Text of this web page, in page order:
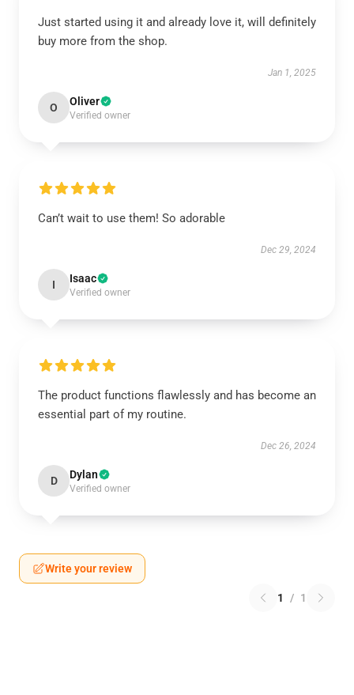
Just started using it and already love it, will definitely
buy more from the shop.
Jan 1, 2025
O Oliver
Verified owner
Can’t wait to use them! So adorable
Dec 29, 2024
I Isaac
Verified owner
The product functions flawlessly and has become an
essential part of my routine.
Dec 26, 2024
D Dylan
Verified owner
Write your review
1 / 1